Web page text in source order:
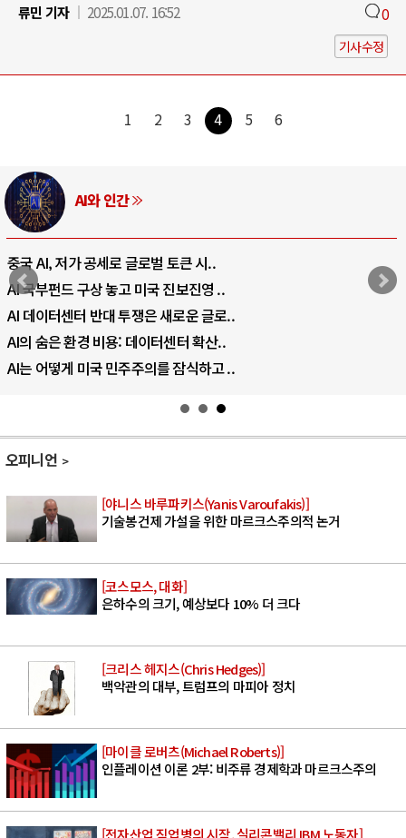
류민 기자
2025.01.07. 16:52 0
기사수정
1 2 3 4 5 6
AI와 인간
중국 AI, 저가 공세로 글로벌 토큰 시..
AI 국부펀드 구상 놓고 미국 진보진영 ..
AI 데이터센터 반대 투쟁은 새로운 글로..
AI의 숨은 환경 비용: 데이터센터 확산..
AI는 어떻게 미국 민주주의를 잠식하고 ..
오피니언
[야니스 바루파키스(Yanis Varoufakis)]
기술봉건제 가설을 위한 마르크스주의적 논거
[코스모스, 대화]
은하수의 크기, 예상보다 10% 더 크다
[크리스 헤지스(Chris Hedges)]
백악관의 대부, 트럼프의 마피아 정치
[마이클 로버츠(Michael Roberts)]
인플레이션 이론 2부: 비주류 경제학과 마르크스주의
[전자산업 직업병의 시작, 실리콘밸리 IBM 노동자]